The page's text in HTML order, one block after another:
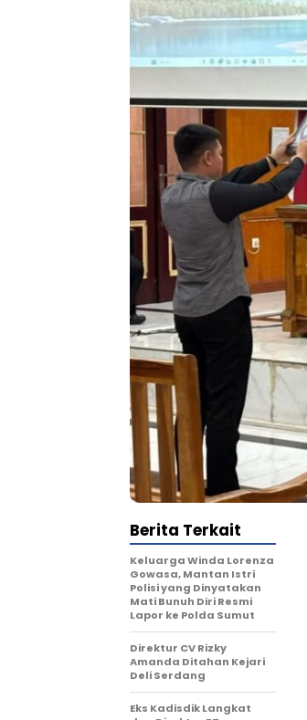
Berita Terkait
Keluarga Winda Lorenza
Gowasa, Mantan Istri
Polisi yang Dinyatakan
Mati Bunuh Diri Resmi
Lapor ke Polda Sumut
Direktur CV Rizky
Amanda Ditahan Kejari
Deli Serdang
Eks Kadisdik Langkat